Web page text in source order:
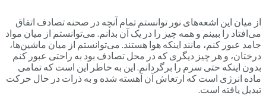
از میان این اشعه‌های نور توانستم تمام آنچه در صحنه تصادف اتفاق
می‌افتاد را ببینم و همه چیز را در یک آن بدانم. می‌توانستم از میان مواد
جامد عبور کنم، مانند اینکه هوا هستند. می‌توانستم از میان ماشین‌ها،
درختان، و هر چیز دیگری که در محل تصادف بود به راحتی عبور کنم
بدون اینکه حتی سرم را برگردانم. این به خاطر این است که تمامی
ماده انرژی است که ارتعاش آن آهسته شده و به ذرات در حال حرکت
تبدیل یافته است.